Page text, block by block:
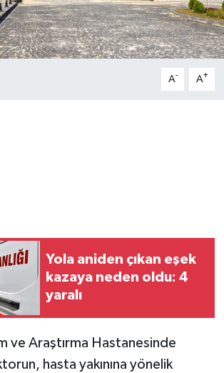
A- A+
Yola aniden çıkan eşek
kazaya neden oldu: 4
yaralı
ve Araştırma Hastanesinde
hasta yakınına yönelik